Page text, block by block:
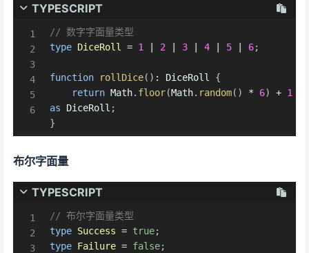
TYPESCRIPT
// 数字字面量类型
type DiceRoll = 1 2 3 4 5 6;
function rollDice( ) : DiceRoll {
return Math. floor(Math. random( ) * 6) + 1
as DiceRoll ;
}
布尔字面量
TYPESCRIPT
// 布尔字面量类型
type Success = true;
type Failure = false;